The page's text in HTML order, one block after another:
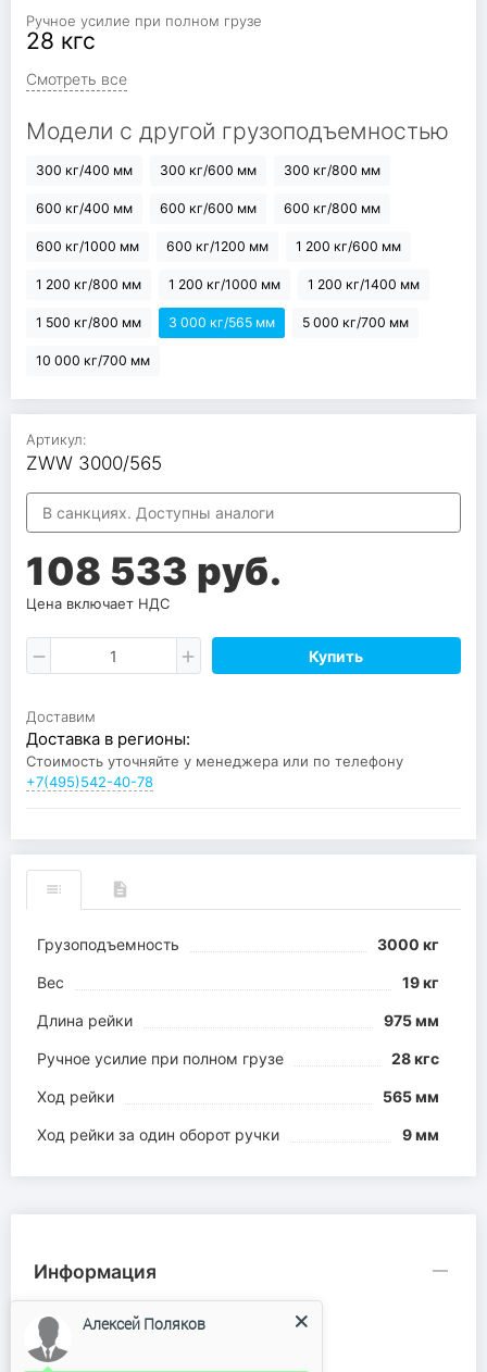
Ручное усилие при полном грузе
28 кгс
Смотреть все
Модели с другой грузоподъемностью
300 кг/400 мм 300 кг/600 мм 300 кг/800 мм
600 кг/400 мм 600 кг/600 мм 600 кг/800 мм
600 кг/1000 мм 600 кг/1200 мм 1 200 кг/600 мм
1 200 кг/800 мм 1 200 кг/1000 мм 1 200 кг/1400 мм
1 500 кг/800 мм 3 000 кг/565 мм 5 000 кг/700 мм
10 000 кг/700 мм
Артикул:
ZWW 3000/565
В санкциях. Доступны аналоги
108 533 руб.
Цена включает НДС
Купить
Доставим
Доставка в регионы:
Стоимость уточняйте у менеджера или по телефону
+7(495)542-40-78
Грузоподъемность 3000 кг
Вес 19 кг
Длина рейки 975 мм
Ручное усилие при полном грузе 28 кгс
Ход рейки 565 мм
Ход рейки за один оборот ручки 9 мм
Информация
Доставка и оплата
Каталог продукции
Алексей Поляков